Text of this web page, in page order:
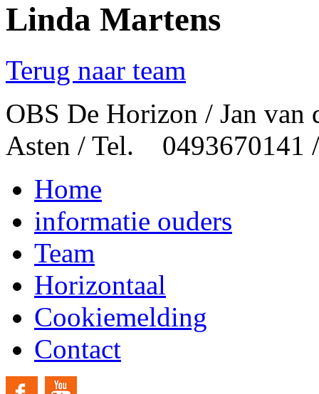
Linda Martens
Terug naar team
OBS De Horizon / Jan van
Asten / Tel. 0493670141
Home
informatie ouders
Team
Horizontaal
Cookiemelding
Contact